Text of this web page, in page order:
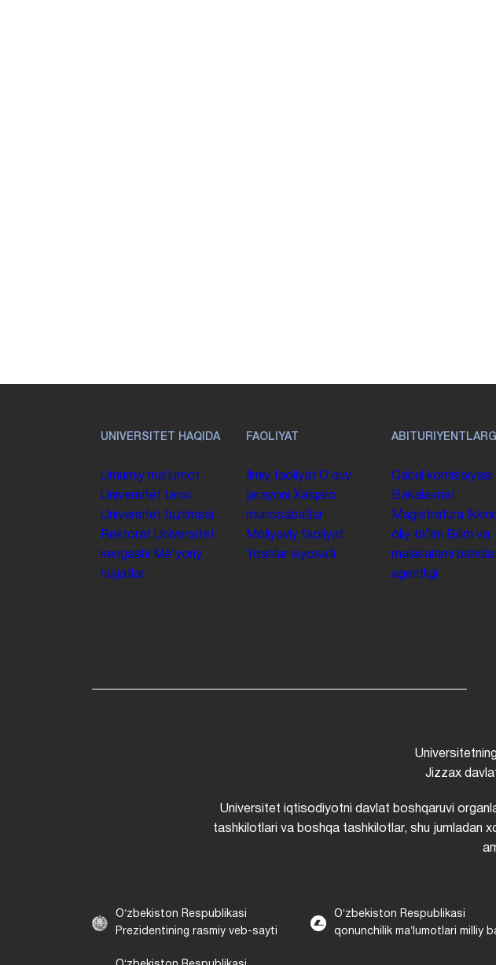
UNIVERSITET HAQIDA
Umumiy maʼlumot
Universitet tarixi
Universitet tuzilmasi
Rektorat Universitet
kengashi
Me'yoriy
hujjatlar
FAOLIYAT
Ilmiy faoliyat Oʻquv
jarayoni Xalqaro
munosabatlar
Moliyaviy faoliyat
Yoshlar siyosati
Qabul komissiyasi
Bakalavriat
Magistratura
oliy taʼlim Bilim va
malakalarni
agentligi
Jizzax
Universitet iqtisodiyotni davlat boshqaruvi
tashkilotlari va boshqa tashkilotlar, shu jumladan
Oʻzbekiston Respublikasi
Prezidentining rasmiy veb-sayti
Oʻzbekiston Respublikasi
qonunchilik maʼlumotlari milliy